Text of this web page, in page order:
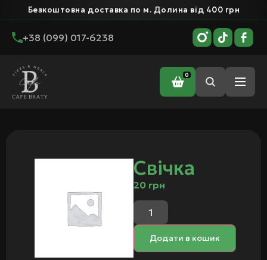
Безкоштовна доставка по м. Долина від 400 грн
+38 (099) 017-6238
0
Головна / Свічка
Свічка
20 грн
Додати в кошик